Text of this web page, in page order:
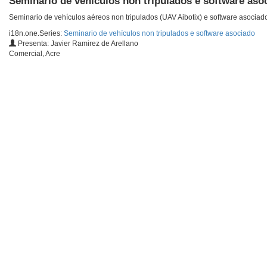
Seminario de vehículos aéreos non tripulados (UAV Aibotix) e software
i18n.one.Series: Seminario de vehículos non tripulados e software asociado
Presenta: Javier Ramirez de Arellano
Comercial, Acre